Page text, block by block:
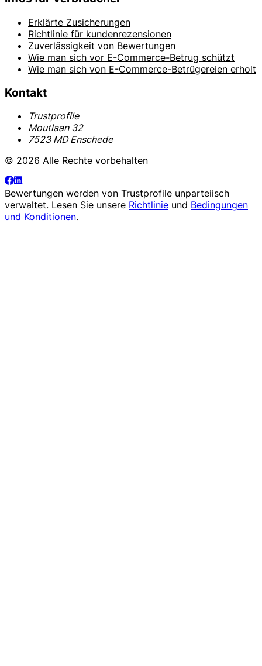
Erklärte Zusicherungen
Richtlinie für kundenrezensionen
Zuverlässigkeit von Bewertungen
Wie man sich vor E-Commerce-Betrug schützt
Wie man sich von E-Commerce-Betrügereien erholt
Kontakt
Trustprofile
Moutlaan 32
7523 MD Enschede
© 2026 Alle Rechte vorbehalten
Bewertungen werden von Trustprofile unparteiisch
verwaltet. Lesen Sie unsere Richtlinie und Bedingungen
und Konditionen.